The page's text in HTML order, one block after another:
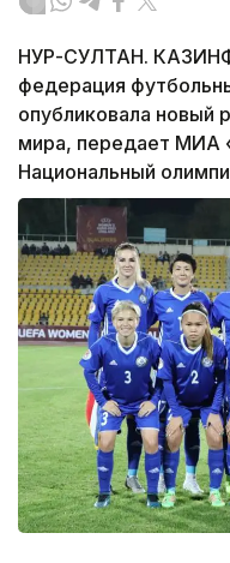
НУР-СУЛТАН.
федерация
опубликовала новый
мира, передает МИА
Национальный